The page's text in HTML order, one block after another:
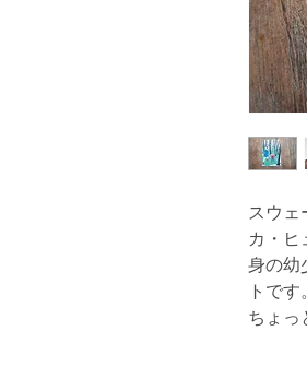
スウェ
カ・ヒ
身の幼
トで
ちょっ